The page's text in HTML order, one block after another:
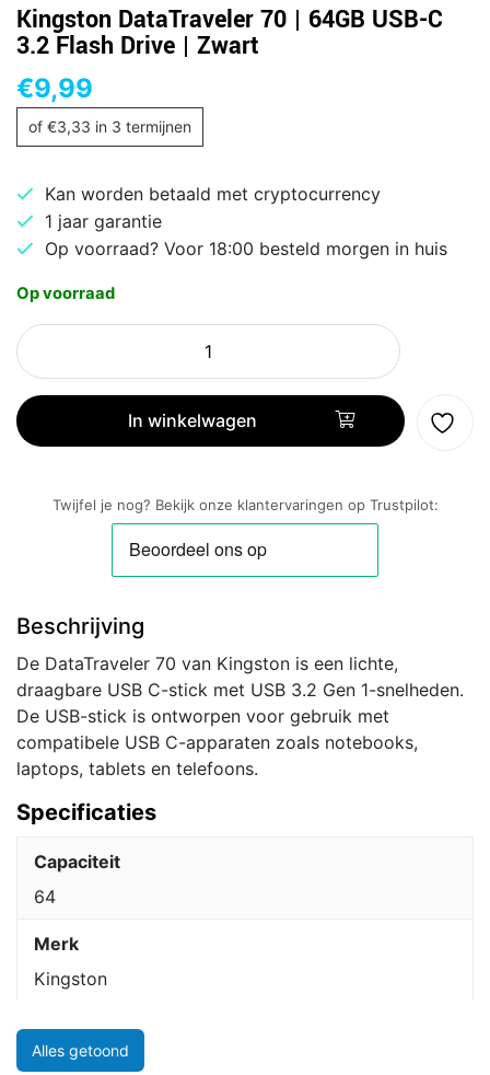
Kingston DataTraveler 70 | 64GB USB-C
3.2 Flash Drive | Zwart
€9,99
of €3,33 in 3 termijnen
Kan worden betaald met cryptocurrency
1 jaar garantie
Op voorraad? Voor 18:00 besteld morgen in huis
Op voorraad
Kingston
DataTraveler
|
64GB
Zwart
In winkelwagen
Twijfel je nog? Bekijk onze klantervaringen op Trustpilot:
Beschrijving
De DataTraveler 70 van Kingston is een lichte,
draagbare USB C-stick met USB 3.2 Gen 1-snelheden.
De USB-stick is ontworpen voor gebruik met
compatibele USB C-apparaten zoals notebooks,
laptops, tablets en telefoons.
Specificaties
Capaciteit
64
Merk
Kingston
Alles getoond